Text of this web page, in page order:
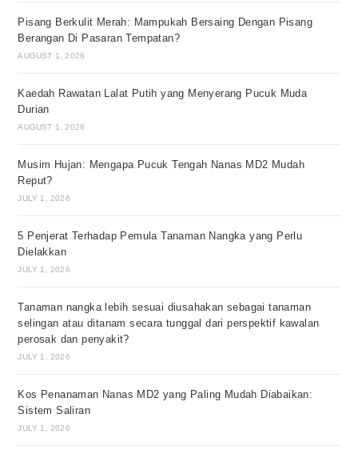
Pisang Berkulit Merah: Mampukah Bersaing Dengan Pisang
Berangan Di Pasaran Tempatan?
AUGUST 1, 2026
Kaedah Rawatan Lalat Putih yang Menyerang Pucuk Muda
Durian
AUGUST 1, 2026
Musim Hujan: Mengapa Pucuk Tengah Nanas MD2 Mudah
Reput?
JULY 1, 2026
5 Penjerat Terhadap Pemula Tanaman Nangka yang Perlu
Dielakkan
JULY 1, 2026
Tanaman nangka lebih sesuai diusahakan sebagai tanaman
selingan atau ditanam secara tunggal dari perspektif kawalan
perosak dan penyakit?
JULY 1, 2026
Kos Penanaman Nanas MD2 yang Paling Mudah Diabaikan:
Sistem Saliran
JULY 1, 2026